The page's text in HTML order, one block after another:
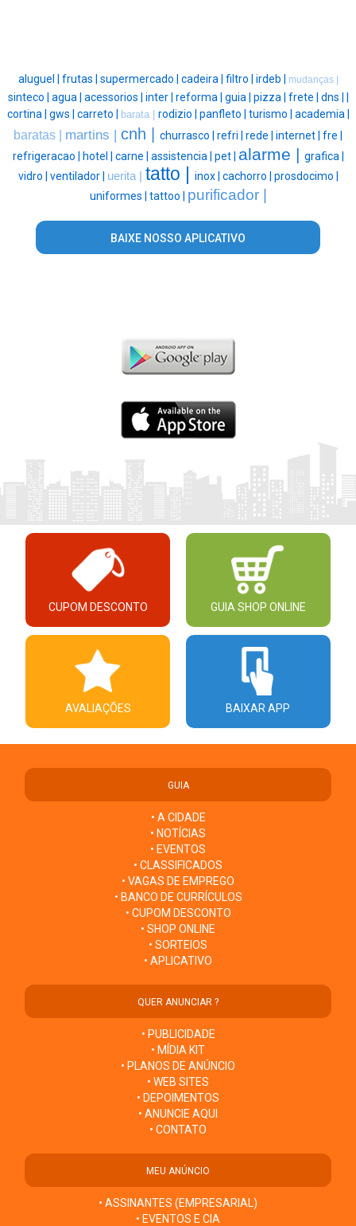
aluguel | frutas | supermercado | cadeira | filtro | irdeb | mudanças |
sinteco | agua | acessorios | inter | reforma | guia | pizza | frete | dns |
cortina | gws | carreto | barata | rodizio | panfleto | turismo | academia |
baratas | martins | cnh | churrasco | refri | rede | internet | fre |
refrigeracao |
hotel | carne | assistencia | pet | alarme | grafica |
vidro | ventilador | uerita | tatto | inox | cachorro | prosdocimo |
uniformes | tattoo | purificador |
BAIXE NOSSO APLICATIVO
CUPOM DESCONTO GUIA SHOP ONLINE
AVALIAÇÕES BAIXAR APP
GUIA
• A CIDADE
• NOTÍCIAS
• EVENTOS
• CLASSIFICADOS
• VAGAS DE EMPREGO
• BANCO DE CURRÍCULOS
• CUPOM DESCONTO
• SHOP ONLINE
• SORTEIOS
• APLICATIVO
QUER ANUNCIAR ?
• PUBLICIDADE
• MÍDIA KIT
• PLANOS DE ANÚNCIO
• WEB SITES
• DEPOIMENTOS
• ANUNCIE AQUI
• CONTATO
MEU ANÚNCIO
• ASSINANTES (EMPRESARIAL)
• EVENTOS E CIA